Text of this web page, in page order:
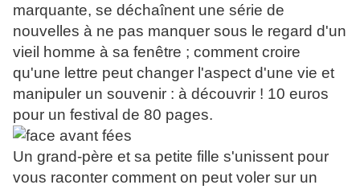
marquante, se déchaînent une série de
nouvelles à ne pas manquer sous le regard d'un
vieil homme à sa fenêtre ; comment croire
qu'une lettre peut changer l'aspect d'une vie et
manipuler un souvenir : à découvrir ! 10 euros
pour un festival de 80 pages.
Un grand-père et sa petite fille s'unissent pour
vous raconter comment on peut voler sur un